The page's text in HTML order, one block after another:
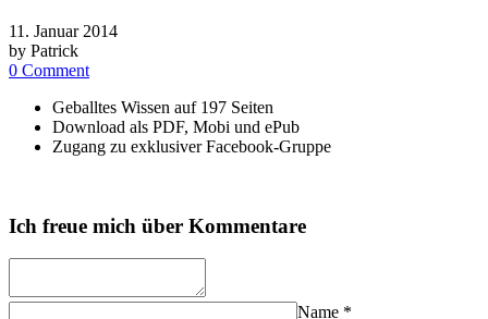
11. Januar 2014
by Patrick
0 Comment
Geballtes Wissen auf 197 Seiten
Download als PDF, Mobi und ePub
Zugang zu exklusiver Facebook-Gruppe
Ich freue mich über Kommentare
Name *